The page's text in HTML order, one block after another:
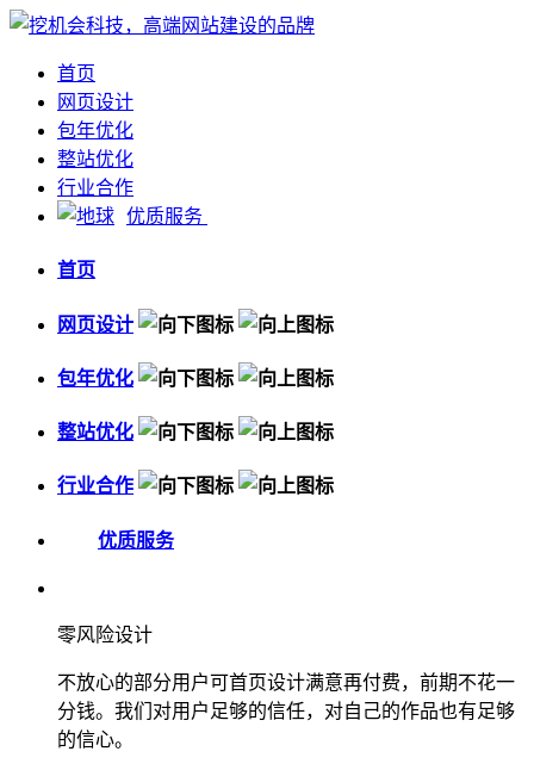
首页
网页设计
包年优化
整站优化
行业合作
优质服务
首页
网页设计
包年优化
整站优化
行业合作
优质服务
零风险设计
不放心的部分用户可首页设计满意再付费，前期不花一
分钱。我们对用户足够的信任，对自己的作品也有足够
的信心。